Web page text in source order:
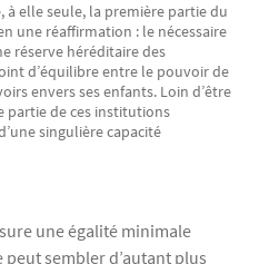
elle seule, la première partie du
une réaffirmation : le nécessaire
réserve héréditaire des
d’équilibre entre le pouvoir de
envers ses enfants. Loin d’être
partie de ces institutions
singulière capacité
une égalité minimale
sembler d’autant plus